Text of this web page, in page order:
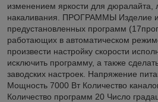
изменением яркости для дюралайта,
накаливания. ПРОГРАММЫ Изделие
предустановленных программ
работающих в автоматическом
произвести настройку скорости
исключить программу, а также
заводских настроек. Напряжение
Мощность 7000 Вт Количество
Количество программ 20 Число